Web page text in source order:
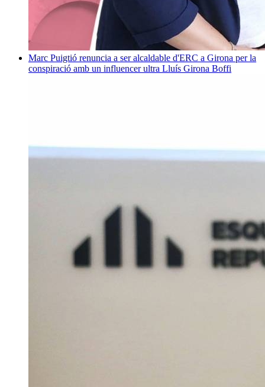
Marc Puigtió renuncia a ser alcaldable d'ERC a Girona per la
conspiració amb un influencer ultra Lluís Girona Boffi